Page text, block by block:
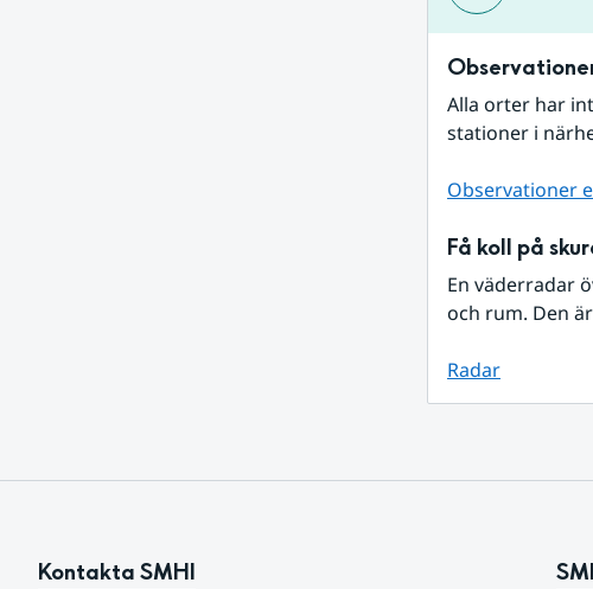
Alla orter har
stationer i
Observationer
Få koll på
En väderradar
och rum. Den
Radar
Kontakta SMHI